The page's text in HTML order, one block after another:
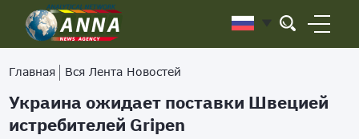
Главная Вся Лента Новостей
Украина ожидает поставки Швецией
истребителей Gripen